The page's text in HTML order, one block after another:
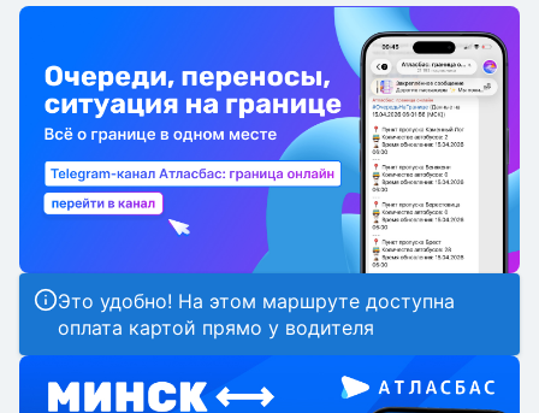
Это удобно! На этом маршруте доступна
оплата картой прямо у водителя